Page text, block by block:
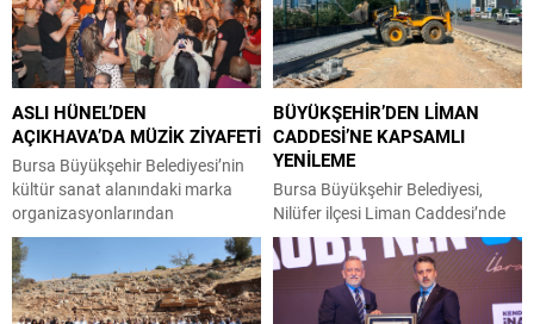
ASLI HÜNEL’DEN
AÇIKHAVA’DA MÜZİK ZİYAFETİ
Bursa Büyükşehir Belediyesi’nin
kültür sanat alanındaki marka
organizasyonlarından
Uluslararası Bursa Festivali’nde
Türk müziğinin güçlü sesi Aslı
Hünel, Bursalılara müzik ziyafeti
sundu. Büyükşehir Belediyesi
BÜYÜKŞEHİR’DEN LİMAN
CADDESİ’NE KAPSAMLI
YENİLEME
Bursa Büyükşehir Belediyesi,
Nilüfer ilçesi Liman Caddesi’nde
yağmur suyu ve kanalizasyon
hattı çalışmalarını nihayete
erdirerek parke ve asfalt kaplama
sürecine başladı. Büyükşehir